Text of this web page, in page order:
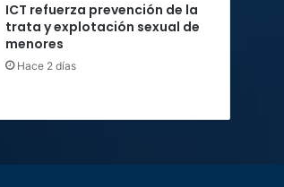
ICT refuerza prevención de la
trata y explotación sexual de
menores
Hace 2 días